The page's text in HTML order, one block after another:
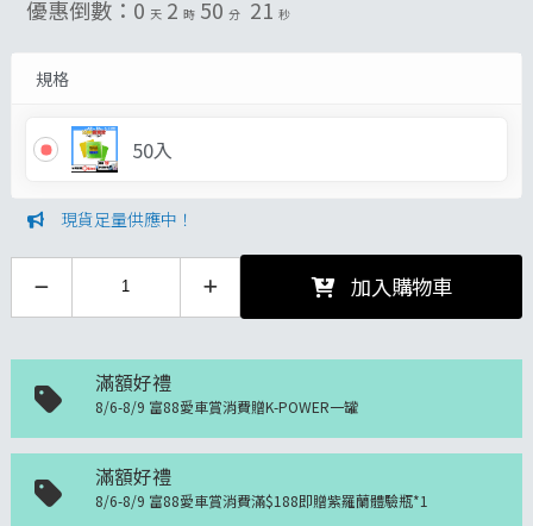
優惠倒數： 0 天 2 時 50 分 19 秒
規格
50入
現貨足量供應中！
加入購物車
滿額好禮
8/6-8/9 富88愛車賞消費贈K-POWER一罐
滿額好禮
8/6-8/9 富88愛車賞消費滿$188即贈紫羅蘭體驗瓶*1